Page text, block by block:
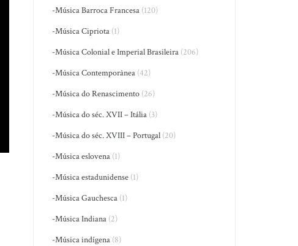
-Música Barroca Francesa (120)
-Música Cipriota (1)
-Música Colonial e Imperial Brasileira (206)
-Música Contemporânea (42)
-Música do Renascimento (26)
-Música do séc. XVII – Itália (3)
-Música do séc. XVIII – Portugal (20)
-Música eslovena (1)
-Música estadunidense (1)
-Música Gauchesca (1)
-Música Indiana (2)
-Música indígena (8)